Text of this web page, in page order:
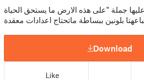
جملة "على هذه الارض ما يستحق الحياة
بلونين ببساطة ماتحتاج اعدادات معقدة
Download
Like